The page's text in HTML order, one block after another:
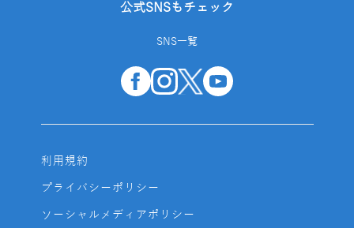
公式SNSもチェック
SNS一覧
利用規約
プライバシーポリシー
ソーシャルメディアポリシー